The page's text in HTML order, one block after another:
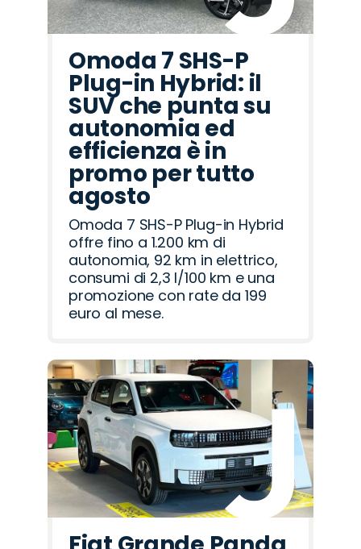
Omoda 7 SHS-P
Plug-in Hybrid: il
SUV che punta su
autonomia ed
efficienza è in
promo per tutto
agosto
Omoda 7 SHS-P Plug-in Hybrid
offre fino a 1.200 km di
autonomia, 92 km in elettrico,
consumi di 2,3 l/100 km e una
promozione con rate da 199
euro al mese.